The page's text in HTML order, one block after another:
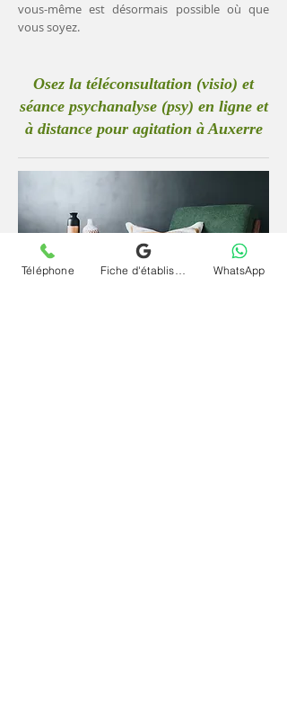
vous-même est désormais possible où que
vous soyez.
Osez la téléconsultation (visio) et
séance psychanalyse (psy) en ligne et
à distance pour agitation à Auxerre
Téléphone WhatsApp